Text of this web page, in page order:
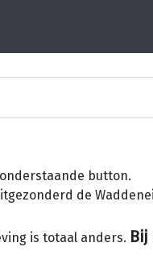
button.
de
is totaal anders.